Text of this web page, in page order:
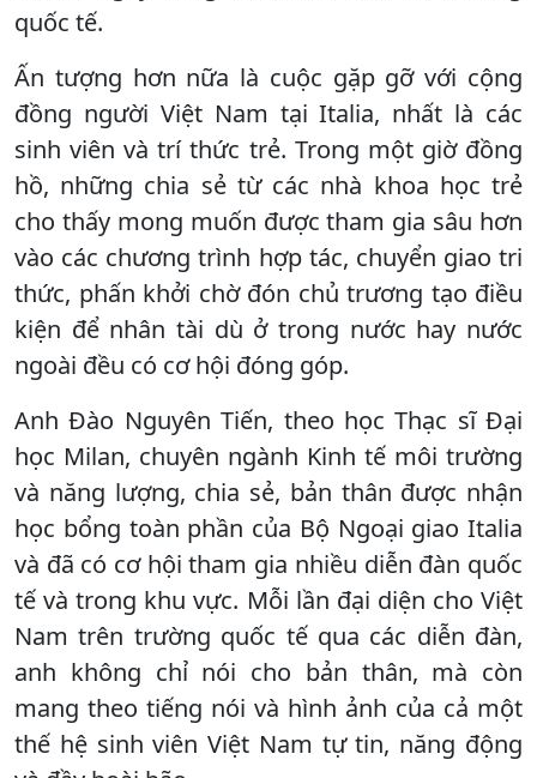
quốc tế.
Ấn tượng hơn nữa là cuộc gặp gỡ với cộng
đồng người Việt Nam tại Italia, nhất là các
sinh viên và trí thức trẻ. Trong một giờ đồng
hồ, những chia sẻ từ các nhà khoa học trẻ
cho thấy mong muốn được tham gia sâu hơn
vào các chương trình hợp tác, chuyển giao tri
thức, phấn khởi chờ đón chủ trương tạo điều
kiện để nhân tài dù ở trong nước hay nước
ngoài đều có cơ hội đóng góp.
Anh Đào Nguyên Tiến, theo học Thạc sĩ Đại
học Milan, chuyên ngành Kinh tế môi trường
và năng lượng, chia sẻ, bản thân được nhận
học bổng toàn phần của Bộ Ngoại giao Italia
và đã có cơ hội tham gia nhiều diễn đàn quốc
tế và trong khu vực. Mỗi lần đại diện cho Việt
Nam trên trường quốc tế qua các diễn đàn,
anh không chỉ nói cho bản thân, mà còn
mang theo tiếng nói và hình ảnh của cả một
thế hệ sinh viên Việt Nam tự tin, năng động